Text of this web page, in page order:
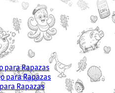
para Rapazas
para Rapazas
Rapazas